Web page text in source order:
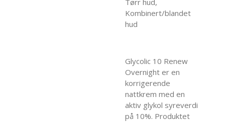
Kombinert/blandet
hud
Glycolic 10 Renew
Overnight er en
korrigerende
nattkrem med en
aktiv glykol syreverdi
på 10%. Produktet